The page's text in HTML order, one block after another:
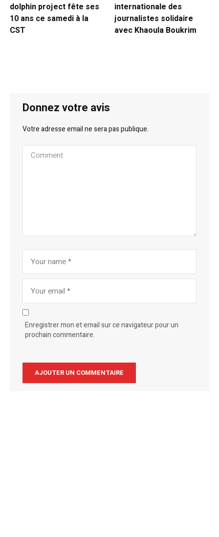
dolphin project fête ses
10 ans ce samedi à la
CST
internationale des
journalistes solidaire
avec Khaoula Boukrim
Donnez votre avis
Votre adresse email ne sera pas publique.
Enregistrer mon et email sur ce navigateur pour un
prochain commentaire.